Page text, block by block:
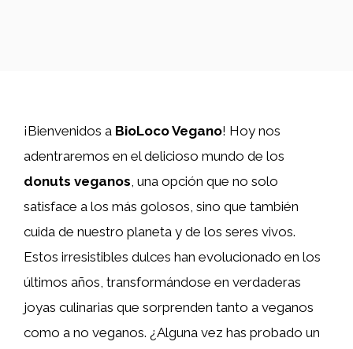
¡Bienvenidos a BioLoco Vegano! Hoy nos
adentraremos en el delicioso mundo de los
donuts veganos, una opción que no solo
satisface a los más golosos, sino que también
cuida de nuestro planeta y de los seres vivos.
Estos irresistibles dulces han evolucionado en los
últimos años, transformándose en verdaderas
joyas culinarias que sorprenden tanto a veganos
como a no veganos. ¿Alguna vez has probado un